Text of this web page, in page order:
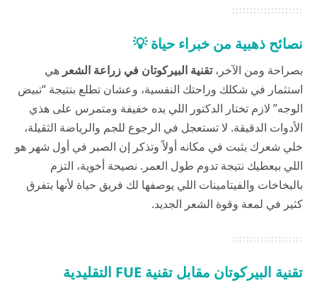
نصائح ذهبية من خبراء حياة 💡
بصراحة ومن الآخر،تقنية البيركوتان في زراعة الشعر هي
استثمار في شكلك وراحتك النفسية، وعشان تطلع بنتيجة “تبيض
الوجه” لازم تختار الدكتور اللي يده خفيفة ومتمرس على هذي
الأدوات الدقيقة. لا تستعجل في الرجوع للجم والرياضة الثقيلة،
خلي شعرك يثبت في مكانه أولاً وتذكر إن الصبر في أول شهر هو
اللي بيعطيك نتيجة تدوم طول العمر. نصيحة أخوية، التزم
بالبخاخات والفيتامينات اللي يوصفها لك فريق حياة لأنها بتفرق
كثير في لمعة وقوة الشعر الجديد.
تقنية البيركوتان مقابل تقنية FUE التقليدية